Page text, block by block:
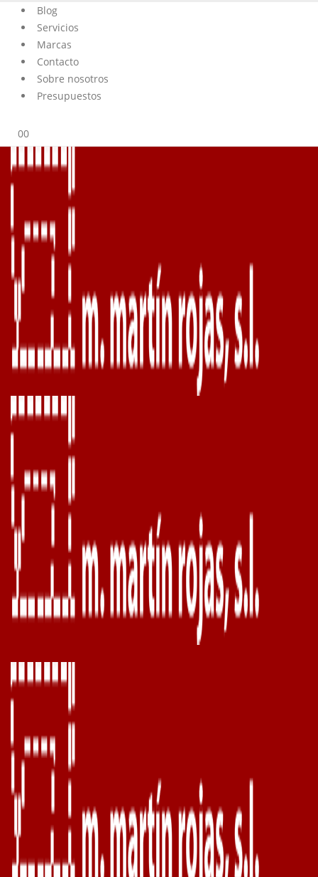
Blog
Servicios
Marcas
Contacto
Sobre nosotros
Presupuestos
00